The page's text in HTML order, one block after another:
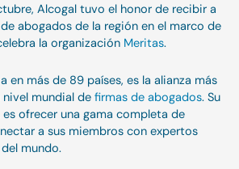
Alcogal tuvo el honor de recibir a
abogados de la región en el marco de
la organización Meritas.
en más de 89 países, es la alianza más
mundial de firmas de abogados. Su
ofrecer una gama completa de
a sus miembros con expertos
mundo.